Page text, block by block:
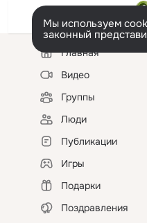
Мы используем
законный
Левая
колонкаГлавная
Видео
Группы
Люди
Публикации
Игры
Подарки
Поздравления